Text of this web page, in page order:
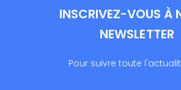
INSCRIVEZ-VOUS À
NEWSLETTER
Pour suivre toute